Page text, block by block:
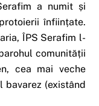
a numit și
înființate.
ÎPS Serafim l-
comunității
cea mai veche
bavarez (existând